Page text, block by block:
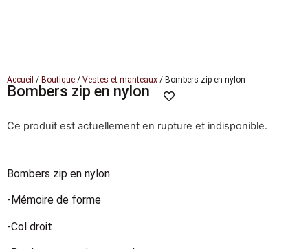
Accueil / Boutique / Vestes et manteaux / Bombers zip en nylon
Bombers zip en nylon
Ce produit est actuellement en rupture et indisponible.
Bombers zip en nylon
-Mémoire de forme
-Col droit